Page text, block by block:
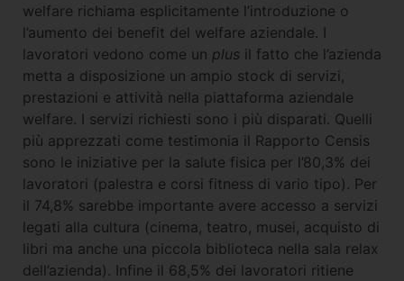
welfare richiama esplicitamente l’introduzione o
l’aumento dei benefit del welfare aziendale. I
lavoratori vedono come un plus il fatto che l’azienda
metta a disposizione un ampio stock di servizi,
prestazioni e attività nella piattaforma aziendale
welfare. I servizi richiesti sono i più disparati. Quelli
più apprezzati come testimonia il Rapporto Censis
sono le iniziative per la salute fisica per l’80,3% dei
lavoratori (palestra e corsi fitness di vario tipo). Per
il 74,8% sarebbe importante avere accesso a servizi
legati alla cultura (cinema, teatro, musei, acquisto di
libri ma anche una piccola biblioteca nella sala relax
dell’azienda). Infine il 68,5% dei lavoratori ritiene